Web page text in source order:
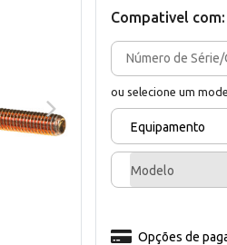
Compativel com:
ou selecione um
Equipamento
Modelo
Opções de